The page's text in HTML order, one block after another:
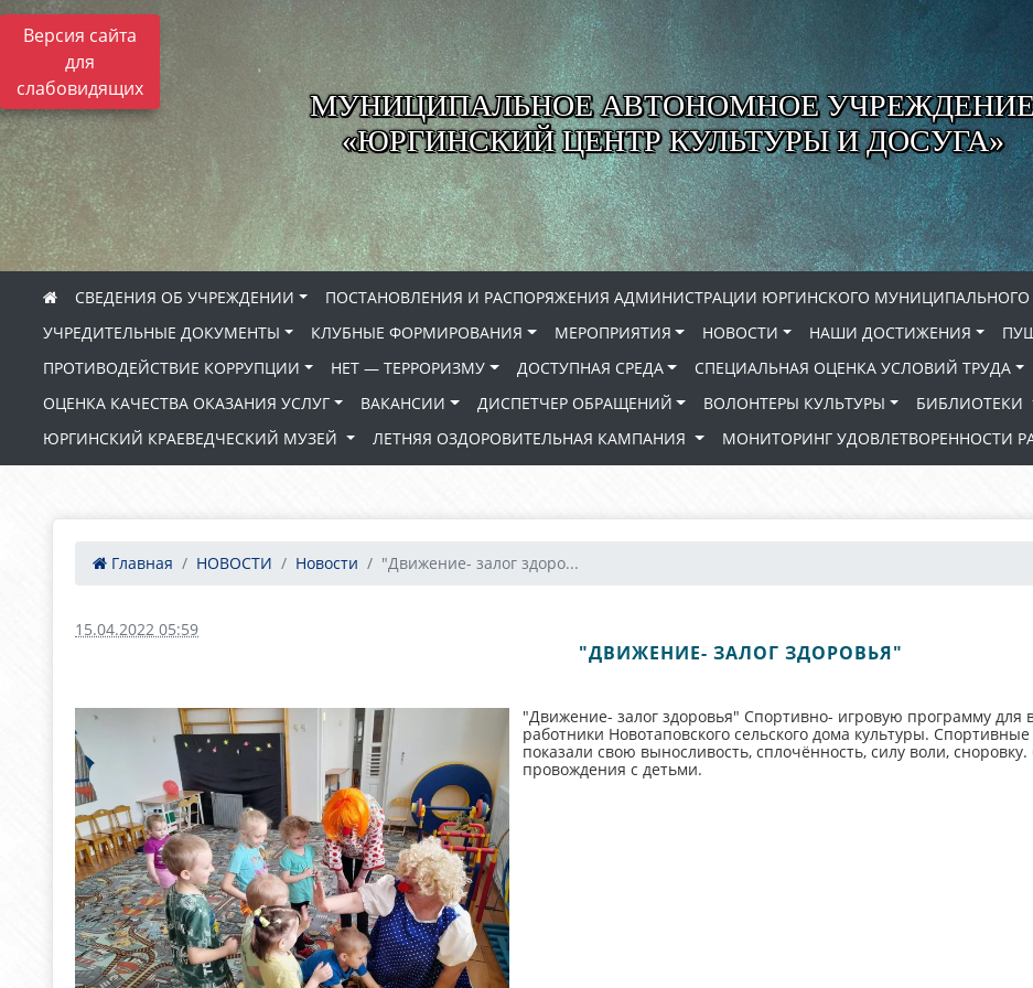
Версия сайта
для
слабовидящих
МУНИЦИПАЛЬНОЕ АВТОНОМНОЕ
«ЮРГИНСКИЙ ЦЕНТР КУЛЬТУРЫ И ДОСУГА»
СВЕДЕНИЯ ОБ УЧРЕЖДЕНИИ
ПОСТАНОВЛЕНИЯ И РАСПОРЯЖЕНИЯ АДМИНИСТРАЦИИ ЮРГИНСКОГО
УЧРЕДИТЕЛЬНЫЕ ДОКУМЕНТЫ
КЛУБНЫЕ ФОРМИРОВАНИЯ МЕРОПРИЯТИЯ НОВОСТИ НАШИ ДОСТИЖЕНИЯ
ПРОТИВОДЕЙСТВИЕ КОРРУПЦИИ
НЕТ — ТЕРРОРИЗМУ ДОСТУПНАЯ СРЕДА СПЕЦИАЛЬНАЯ ОЦЕНКА УСЛОВИЙ ТРУДА
ОЦЕНКА КАЧЕСТВА ОКАЗАНИЯ УСЛУГ
ВАКАНСИИ ДИСПЕТЧЕР ОБРАЩЕНИЙ ВОЛОНТЕРЫ КУЛЬТУРЫ
БИБЛИОТЕКИ
ЮРГИНСКИЙ КРАЕВЕДЧЕСКИЙ МУЗЕЙ
ЛЕТНЯЯ ОЗДОРОВИТЕЛЬНАЯ КАМПАНИЯ МОНИТОРИНГ УДОВЛЕТВОРЕННОСТИ
Главная НОВОСТИ Новости "Движение- залог здоро...
15.04.2022 05:59
"ДВИЖЕНИЕ- ЗАЛОГ ЗДОРОВЬЯ"
"Движение- залог здоровья" Спортивно- игровую программу для
работники Новотаповского сельского дома культуры.
показали свою выносливость, сплочённость, силу воли,
провождения с детьми.